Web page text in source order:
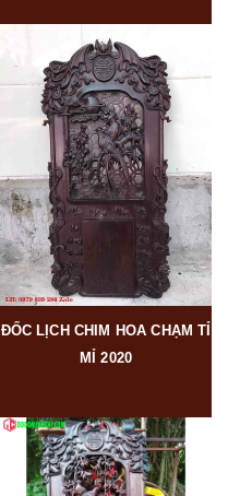
ĐỐC LỊCH CHIM HOA CHẠM TỈ
MỈ 2020